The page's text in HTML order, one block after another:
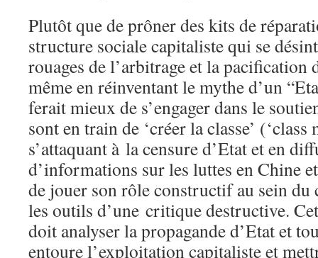
Plutôt que de prôner des kits de
structure sociale capitaliste qui se
rouages de l’arbitrage et la pacification
même en réinventant le mythe d’un
ferait mieux de s’engager dans le
sont en train de ‘créer la classe’ (‘class
s’attaquant à la censure d’Etat et en
d’informations sur les luttes en Chine
de jouer son rôle constructif au sein
les outils d’une critique destructive.
doit analyser la propagande d’Etat et
entoure l’exploitation capitaliste et